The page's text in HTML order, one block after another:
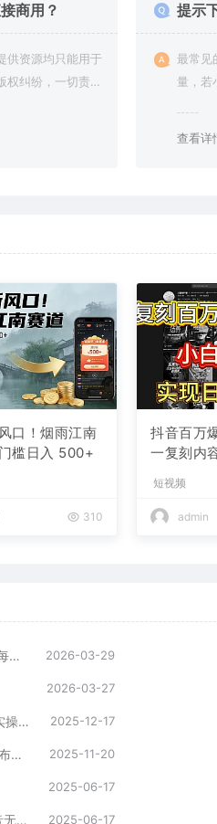
商用？
供资源均只能用于
权纠纷，一切责任
提示
最常见
量，若
查看详
口！烟雨江南
槛日入 500+
310
抖音百万
一复刻内
复制爆款
短视频
admin
视频号巨火赛道，心灵SPA赛道，做起来超简单，每天收益800+ 2026-03-29
2026-03-27
抖音百万爆款账号，一比一复刻内容教程，从0-1实操课，小白也能学会，复制爆款，月入10w+ 2025-12-17
一键制作爆款故事视频！文字秒变YouTube自动发布的傻瓜式教程 2025-11-20
2025-06-17
2025最新暴利项目！抖音无人直播躺赚攻略！抖音无人直播3.0玩法！0门槛… 2025-06-17